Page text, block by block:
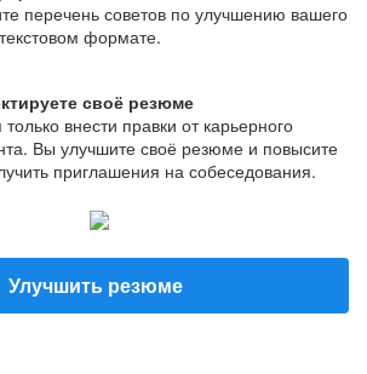
перечень советов по улучшению вашего
формате.
своё резюме
внести правки от карьерного
Вы улучшите своё резюме и повысите
приглашения на собеседования.
Улучшить резюме